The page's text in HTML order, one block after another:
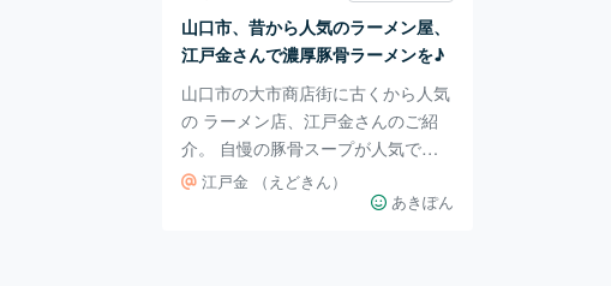
山口市、昔から人気のラーメン屋、
江戸金さんで濃厚豚骨ラーメンを♪
山口市の大市商店街に古くから人気
の ラーメン店、江戸金さんのご紹
介。 自慢の豚骨スープが人気で
す。 かなり濃いので男性に人気で
す。 濃いめの豚骨好きのかたは 挑
江戸金 （えどきん）
あきぽん